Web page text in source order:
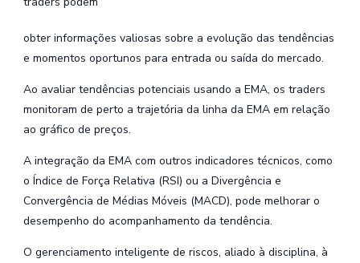
obter informações valiosas sobre a evolução das tendências
e momentos oportunos para entrada ou saída do mercado.
Ao avaliar tendências potenciais usando a EMA, os traders
monitoram de perto a trajetória da linha da EMA em relação
ao gráfico de preços.
A integração da EMA com outros indicadores técnicos, como
o Índice de Força Relativa (RSI) ou a Divergência e
Convergência de Médias Móveis (MACD), pode melhorar o
desempenho do acompanhamento da tendência.
O gerenciamento inteligente de riscos, aliado à disciplina, à